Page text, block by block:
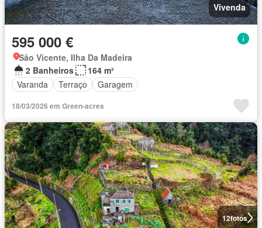
Vivenda
595 000 €
São Vicente, Ilha Da Madeira
2 Banheiros
164 m²
Varanda
Terraço Garagem
18/03/2026 em Green-acres
12fotos